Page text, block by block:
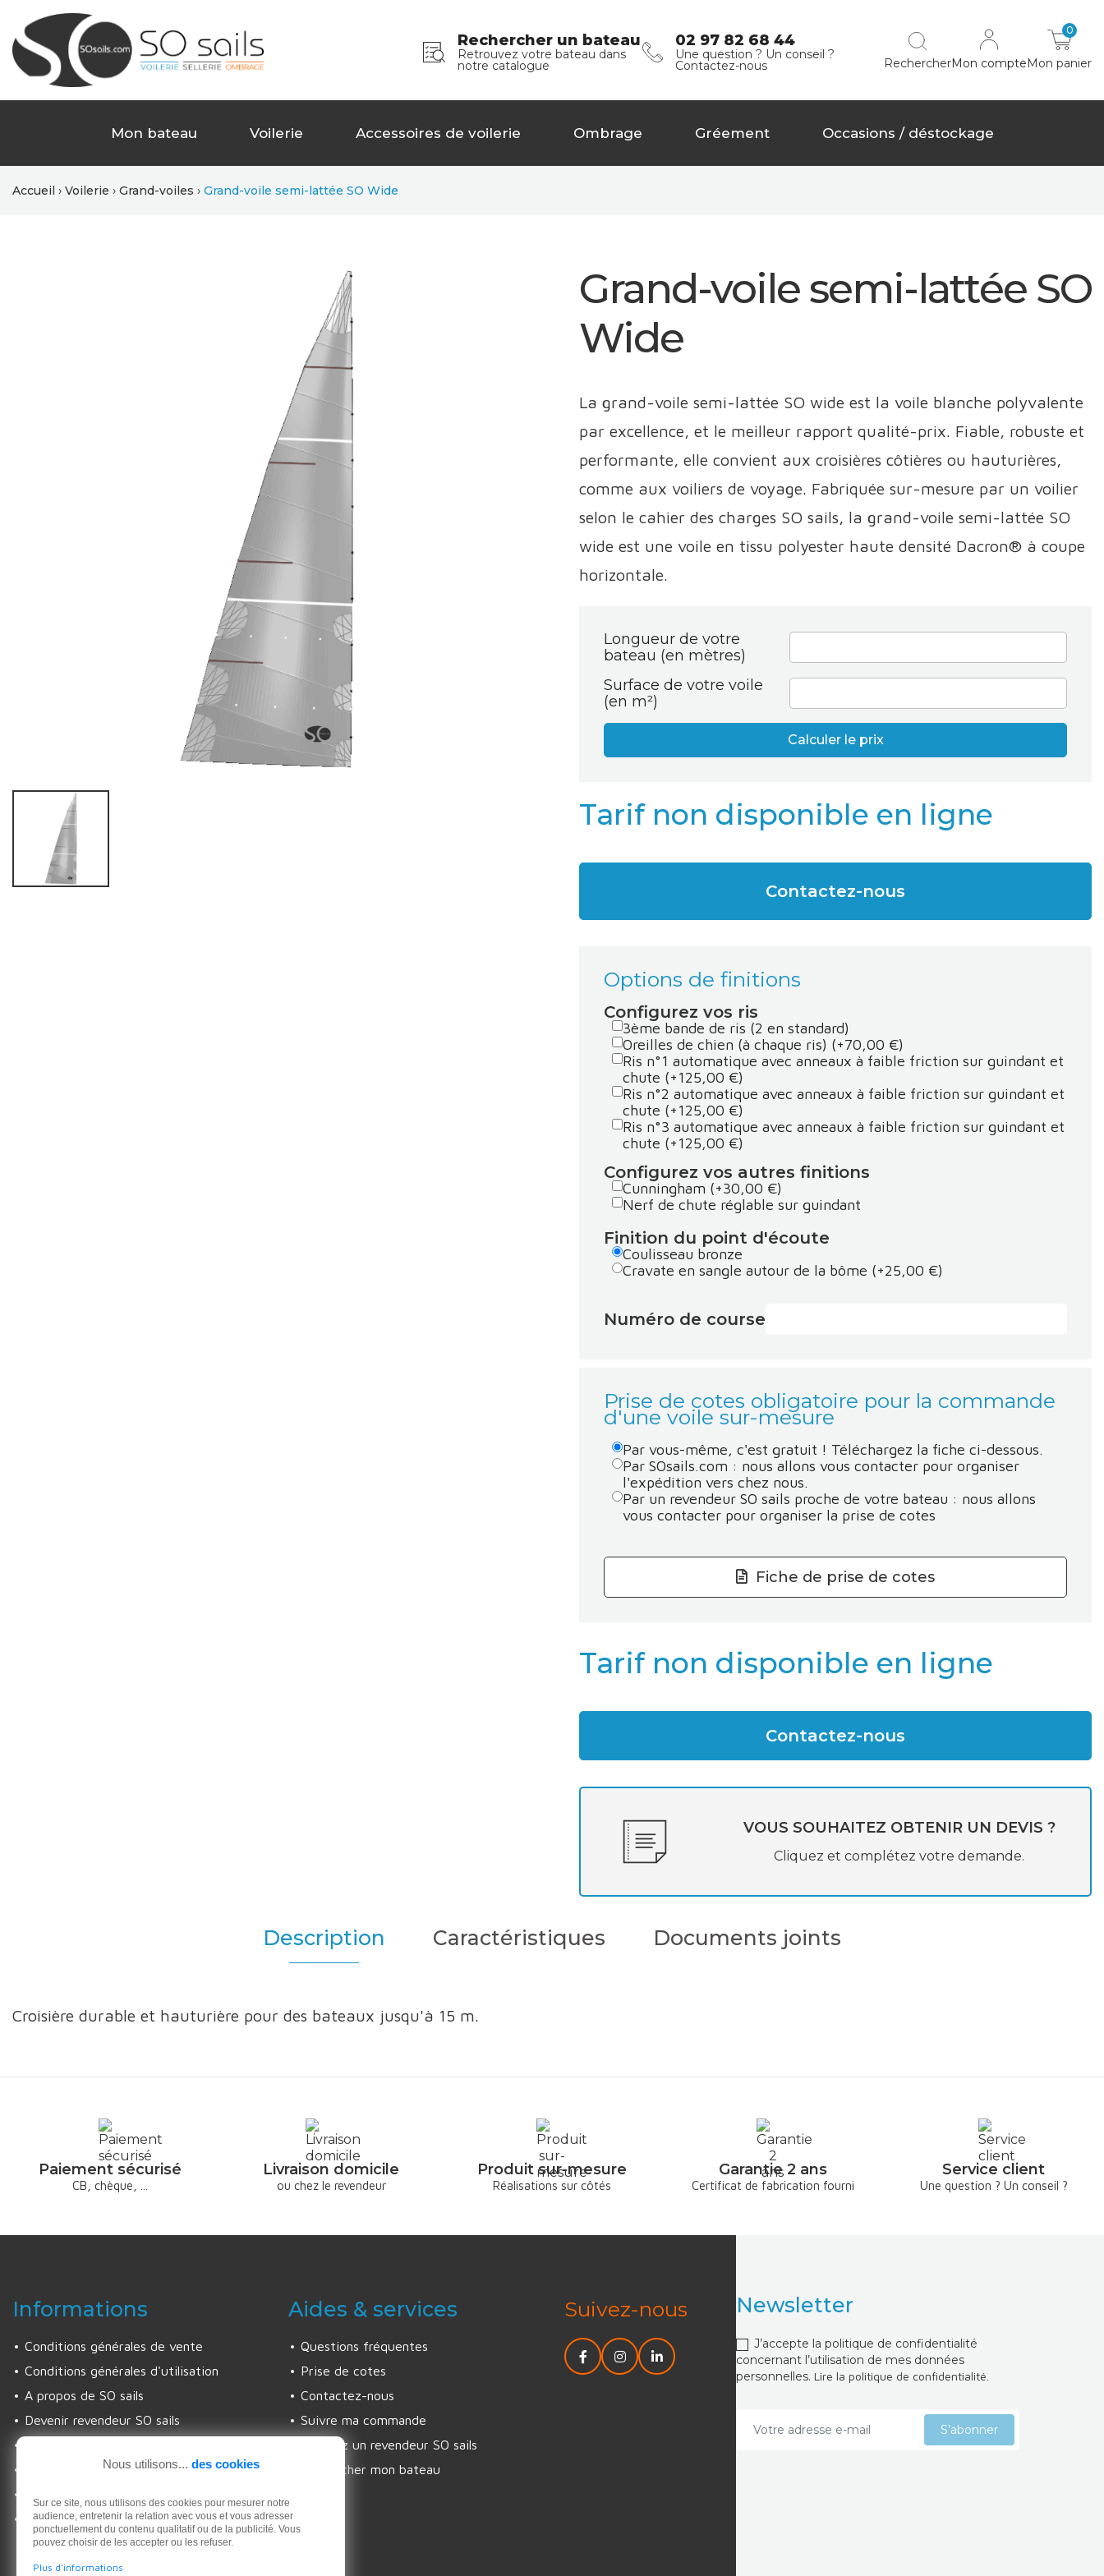
Rechercher un bateau
Retrouvez votre bateau dans
notre catalogue
02 97 82 68 44
Une question ? Un conseil ?
Contactez-nous RechercherMon compteMon panier
0
Mon bateau Voilerie Accessoires de voilerie Ombrage Gréement Occasions / déstockage
Accueil Voilerie Grand-voiles Grand-voile semi-lattée SO Wide
Grand-voile semi-lattée SO
Wide
La grand-voile semi-lattée SO wide est la voile blanche polyvalente
par excellence, et le meilleur rapport qualité-prix. Fiable, robuste et
performante, elle convient aux croisières côtières ou hauturières,
comme aux voiliers de voyage. Fabriquée sur-mesure par un voilier
selon le cahier des charges SO sails, la grand-voile semi-lattée SO
wide est une voile en tissu polyester haute densité Dacron® à coupe
horizontale.
Longueur de votre
bateau (en mètres)
Surface de votre voile
(en m²)
Calculer le prix
Tarif non disponible en ligne
Contactez-nous
Options de finitions
Configurez vos ris
3ème bande de ris (2 en standard)
Oreilles de chien (à chaque ris) (+70,00 €)
Ris n°1 automatique avec anneaux à faible friction sur guindant et
chute (+125,00 €)
Ris n°2 automatique avec anneaux à faible friction sur guindant et
chute (+125,00 €)
Ris n°3 automatique avec anneaux à faible friction sur guindant et
chute (+125,00 €)
Configurez vos autres finitions
Cunningham (+30,00 €)
Nerf de chute réglable sur guindant
Finition du point d'écoute
Coulisseau bronze
Cravate en sangle autour de la bôme (+25,00 €)
Numéro de course
Prise de cotes obligatoire pour la commande
d'une voile sur-mesure
Par vous-même, c'est gratuit ! Téléchargez la fiche ci-dessous.
Par SOsails.com : nous allons vous contacter pour organiser
l'expédition vers chez nous.
Par un revendeur SO sails proche de votre bateau : nous allons
vous contacter pour organiser la prise de cotes
Fiche de prise de cotes
Tarif non disponible en ligne
Contactez-nous
VOUS SOUHAITEZ OBTENIR UN DEVIS ?
Cliquez et complétez votre demande.
Description Caractéristiques Documents joints
Croisière durable et hauturière pour des bateaux jusqu'à 15 m.
Paiement sécurisé
CB, chèque, ...
Livraison domicile
ou chez le revendeur
Produit sur-mesure
Réalisations sur côtés
Garantie 2 ans
Certificat de fabrication fourni
Service client
Une question ? Un conseil ?
Informations
Conditions générales de vente
Conditions générales d'utilisation
A propos de SO sails
Devenir revendeur SO sails
Politique de confidentialité
Rétractation
Aides & services
Questions fréquentes
Prise de cotes
Contactez-nous
Suivre ma commande
Trouvez un revendeur SO sails
Rechercher mon bateau
Suivez-nous Newsletter
J’accepte la politique de confidentialité
concernant l’utilisation de mes données
personnelles. Lire la politique de confidentialité.
Nous utilisons... des cookies
Sur ce site, nous utilisons des cookies pour mesurer notre
audience, entretenir la relation avec vous et vous adresser
ponctuellement du contenu qualitatif ou de la publicité. Vous
pouvez choisir de les accepter ou les refuser.
Plus d'informations